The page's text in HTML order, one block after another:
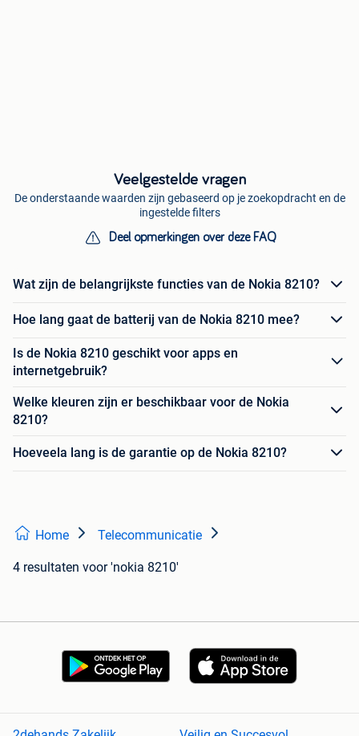
Veelgestelde vragen
De onderstaande waarden zijn gebaseerd op je zoekopdracht en de
ingestelde filters
Deel opmerkingen over deze FAQ
Wat zijn de belangrijkste functies van de Nokia 8210?
Hoe lang gaat de batterij van de Nokia 8210 mee?
Is de Nokia 8210 geschikt voor apps en
internetgebruik?
Welke kleuren zijn er beschikbaar voor de Nokia
8210?
Hoeveela lang is de garantie op de Nokia 8210?
Home Telecommunicatie
4 resultaten voor 'nokia 8210'